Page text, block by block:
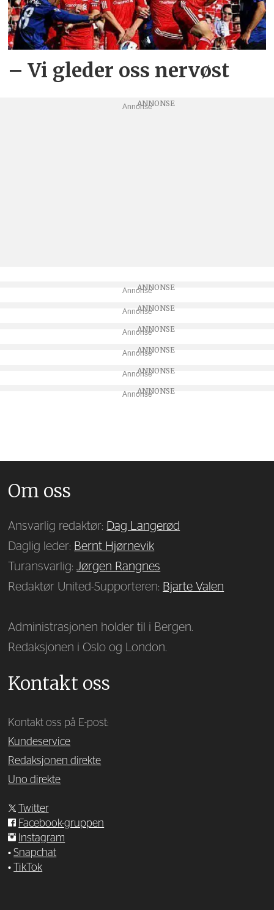
– Vi gleder oss nervøst
Annonse
Annonse
Annonse
Annonse
Annonse
Annonse
Annonse
Om oss
Ansvarlig redaktør: Dag Langerød
Daglig leder: Bernt Hjørnevik
Turansvarlig:Jørgen Rangnes
Redaktør United-Supporteren: Bjarte Valen
Administrasjonen holder til i Bergen.
Redaksjonen i Oslo og London.
Kontakt oss
Kontakt oss på E-post:
Kundeservice
Redaksjonen direkte
Uno direkte
Twitter
Facebook-gruppen
Instagram
•Snapchat
•
TikTok